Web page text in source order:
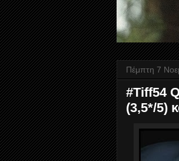
Πέμπτη 7
#Tiff54
(3,5*/5)